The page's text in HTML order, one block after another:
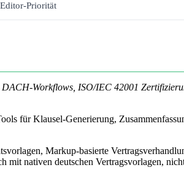
Priorität
Workflows, ISO/IEC 42001
für Klausel-Generierung,
Markup-basierte
nativen deutschen Vertragsvorlagen,